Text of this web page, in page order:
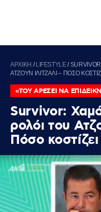
ΑΡΧΙΚΗ / LIFESTYLE/
ΑΤΖΟΥΝ ΙΛΙΤΖΑΛΙ – ΠΟΣΟ
«ΤΟΥ ΑΡΕΣΕΙ ΝΑ
Survivor:
ρολόι του
Πόσο